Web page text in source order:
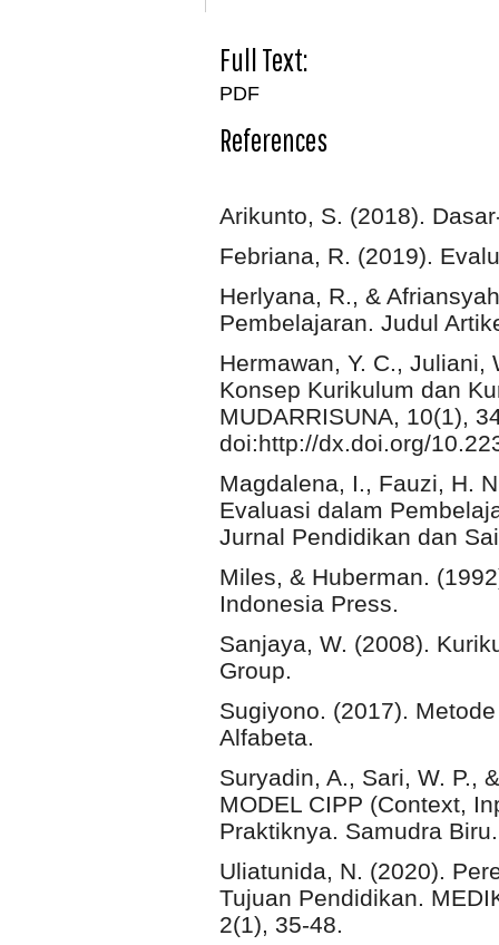
Full Text:
PDF
References
Arikunto, S. (2018).
Febriana, R. (2019).
Herlyana, R., &
Pembelajaran. Judul
Hermawan, Y. C., Juliani,
Konsep Kurikulum dan
MUDARRISUNA, 10(1),
doi:http://dx.doi.org/
Magdalena, I., Fauzi, H.
Evaluasi dalam
Jurnal Pendidikan dan
Miles, & Huberman.
Indonesia Press.
Sanjaya, W. (2008).
Group.
Sugiyono. (2017).
Alfabeta.
Suryadin, A., Sari, W. P.,
MODEL CIPP (Context,
Praktiknya. Samudra Biru.
Uliatunida, N. (2020).
Tujuan Pendidikan.
2(1), 35-48.